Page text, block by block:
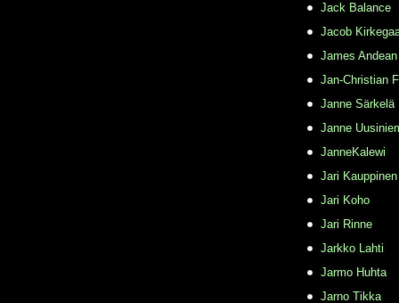
Jack Balance
Jacob
James Andean
Jan-Christian
Janne Särkelä
Janne
JanneKalewi
Jari Kauppinen
Jari Koho
Jari Rinne
Jarkko Lahti
Jarmo Huhta
Jarno Tikka